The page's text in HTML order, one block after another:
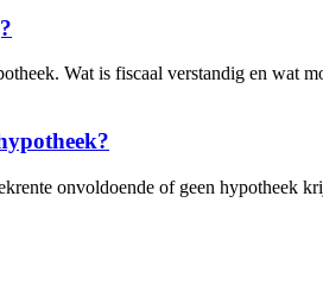
Wat is fiscaal verstandig en
onvoldoende of geen